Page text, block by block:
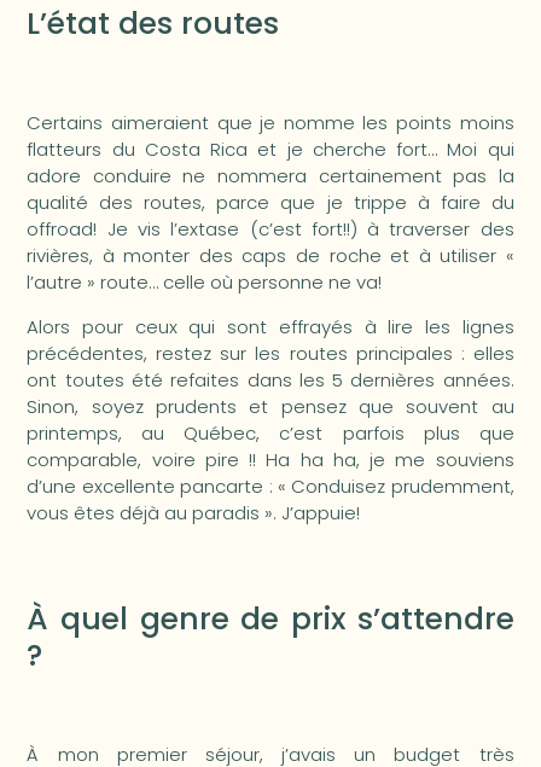
L’état des routes
Certains aimeraient que je nomme les points moins
flatteurs du Costa Rica et je cherche fort… Moi qui
adore conduire ne nommera certainement pas la
qualité des routes, parce que je trippe à faire du
offroad! Je vis l’extase (c’est fort!!) à traverser des
rivières, à monter des caps de roche et à utiliser «
l’autre » route… celle où personne ne va!
Alors pour ceux qui sont effrayés à lire les lignes
précédentes, restez sur les routes principales : elles
ont toutes été refaites dans les 5 dernières années.
Sinon, soyez prudents et pensez que souvent au
printemps, au Québec, c’est parfois plus que
comparable, voire pire !! Ha ha ha, je me souviens
d’une excellente pancarte : « Conduisez prudemment,
vous êtes déjà au paradis ». J’appuie!
À quel genre de prix s’attendre
?
À mon premier séjour, j’avais un budget très